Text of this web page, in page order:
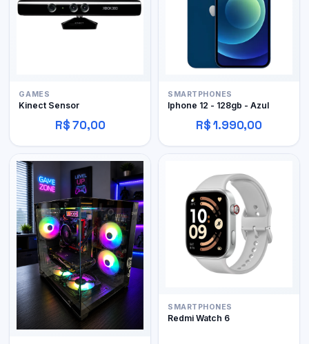
GAMES
Kinect Sensor
R$ 70,00
SMARTPHONES
Iphone 12 - 128gb - Azul
R$ 1.990,00
SMARTPHONES
Redmi Watch 6